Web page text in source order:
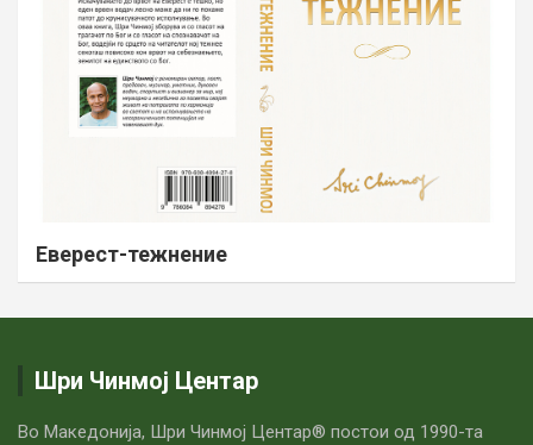
Еверест-тежнение
Шри Чинмој Центар
Во Македонија, Шри Чинмој Центар® постои од 1990-та